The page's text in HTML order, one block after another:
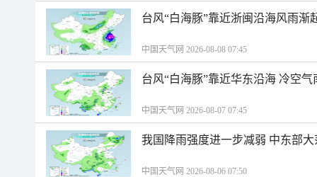
台风“白海豚”靠近浙闽沿海风雨渐
中国天气网 2026-08-08 07:45
台风“白海豚”靠近华东沿海 冷空
中国天气网 2026-08-07 07:45
我国降雨强度进一步减弱 中东部
中国天气网 2026-08-06 07:50